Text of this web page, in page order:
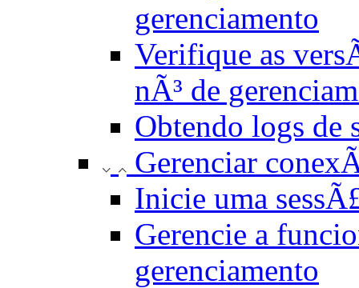
gerenciamento
Verifique as
nÃ³ de
Obtendo logs de
Gerenciar
Inicie uma
Gerencie a
gerenciamento